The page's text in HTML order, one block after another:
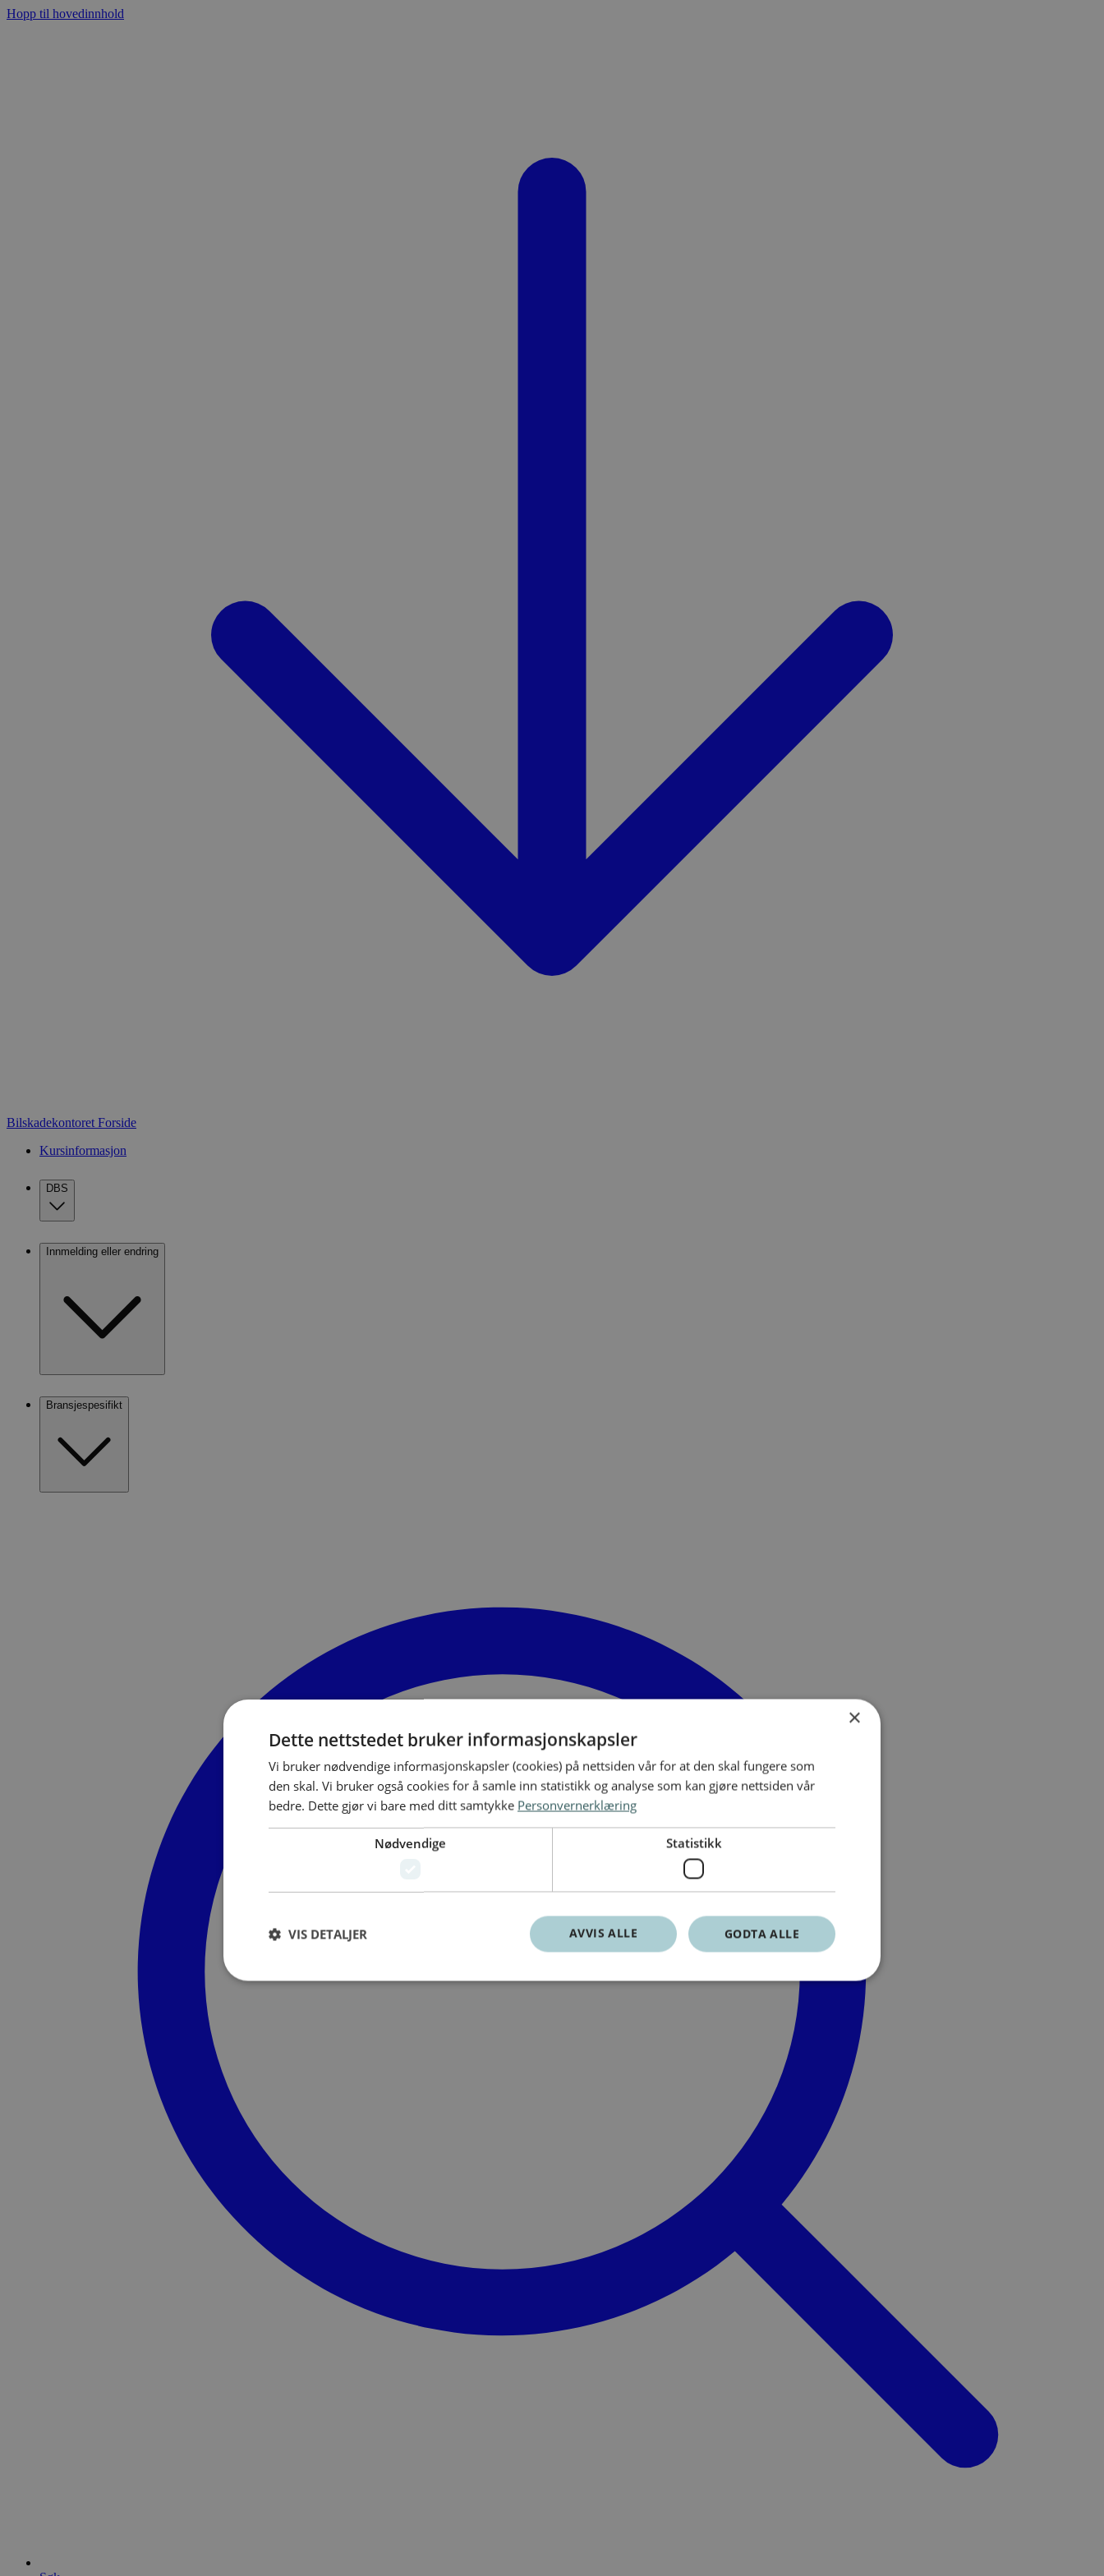
Hopp til hovedinnhold
Bilskadekontoret Forside
Kursinformasjon
DBS
Innmelding eller endring
Bransjespesifikt
×
Dette nettstedet bruker informasjonskapsler
Vi bruker nødvendige informasjonskapsler (cookies) på nettsiden vår for at den skal fungere som
den skal. Vi bruker også cookies for å samle inn statistikk og analyse som kan gjøre nettsiden vår
bedre. Dette gjør vi bare med ditt samtykke Personvernerklæring
Nødvendige Statistikk
GODTA ALLE
AVVIS ALLE
VIS DETALJER